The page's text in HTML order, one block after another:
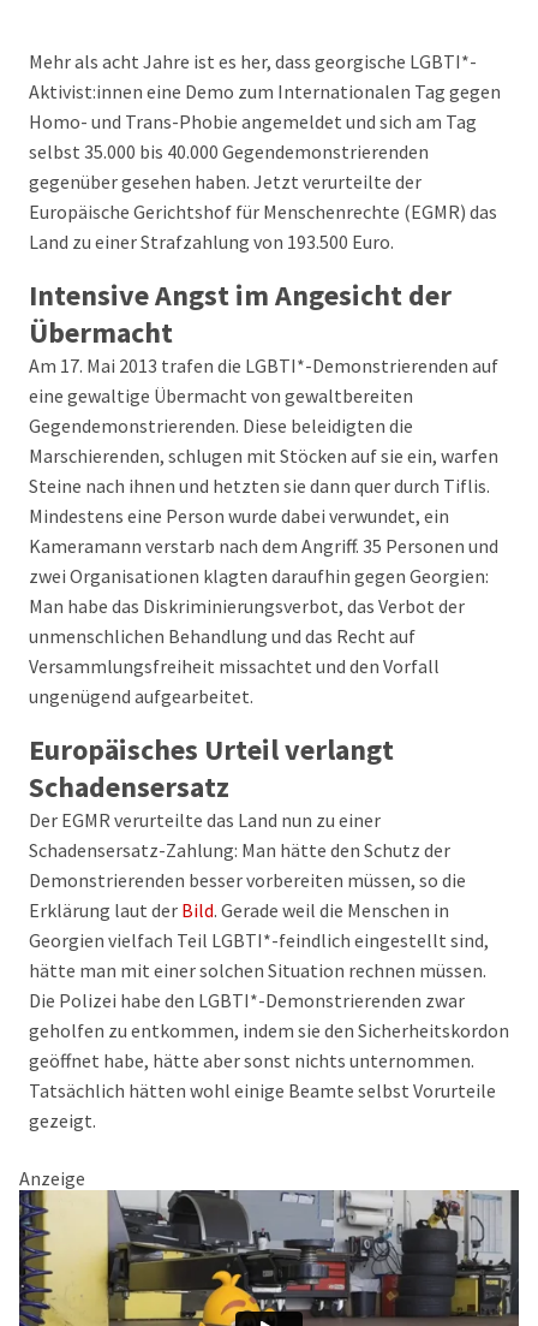
Mehr als acht Jahre ist es her, dass georgische LGBTI*-
Aktivist:innen eine Demo zum Internationalen Tag gegen
Homo- und Trans-Phobie angemeldet und sich am Tag
selbst 35.000 bis 40.000 Gegendemonstrierenden
gegenüber gesehen haben. Jetzt verurteilte der
Europäische Gerichtshof für Menschenrechte (EGMR) das
Land zu einer Strafzahlung von 193.500 Euro.
Intensive Angst im Angesicht der
Übermacht
Am 17. Mai 2013 trafen die LGBTI*-Demonstrierenden auf
eine gewaltige Übermacht von gewaltbereiten
Gegendemonstrierenden. Diese beleidigten die
Marschierenden, schlugen mit Stöcken auf sie ein, warfen
Steine nach ihnen und hetzten sie dann quer durch Tiflis.
Mindestens eine Person wurde dabei verwundet, ein
Kameramann verstarb nach dem Angriff. 35 Personen und
zwei Organisationen klagten daraufhin gegen Georgien:
Man habe das Diskriminierungsverbot, das Verbot der
unmenschlichen Behandlung und das Recht auf
Versammlungsfreiheit missachtet und den Vorfall
ungenügend aufgearbeitet.
Europäisches Urteil verlangt
Schadensersatz
Der EGMR verurteilte das Land nun zu einer
Schadensersatz-Zahlung: Man hätte den Schutz der
Demonstrierenden besser vorbereiten müssen, so die
Erklärung laut der Bild. Gerade weil die Menschen in
Georgien vielfach Teil LGBTI*-feindlich eingestellt sind,
hätte man mit einer solchen Situation rechnen müssen.
Die Polizei habe den LGBTI*-Demonstrierenden zwar
geholfen zu entkommen, indem sie den Sicherheitskordon
geöffnet habe, hätte aber sonst nichts unternommen.
Tatsächlich hätten wohl einige Beamte selbst Vorurteile
gezeigt.
Anzeige